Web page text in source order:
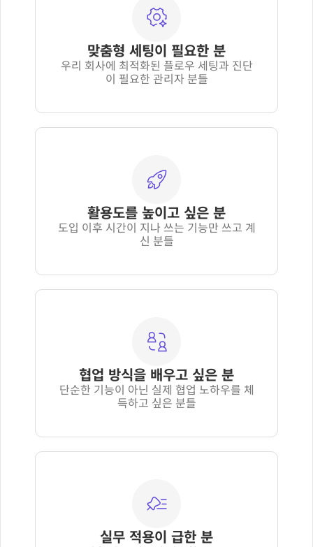
맞춤형 세팅이 필요한 분
우리 회사에 최적화된 플로우 세팅과 진단
이 필요한 관리자 분들
활용도를 높이고 싶은 분
도입 이후 시간이 지나 ﻿쓰는 기능만 쓰고 계
신 분들
협업 방식을 배우고 싶은 분
단순한 기능이 아닌 실제 협업 노하우를 체
득하고 싶은 분들
실무 적용이 급한 분